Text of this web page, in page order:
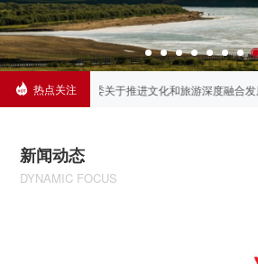
 热点关注
文化旅游业的决定 【转载】│中国共产党四川
新闻动态
DYNAMIC FOCUS
四川文化产业投资集团有限责任公司
人员公开招聘笔试成绩公示
07-23
四川文投汇文·文化产业园第三批次精
选结果公示
07-14
07-09
四川文投盛文投资有限公司办公场地装